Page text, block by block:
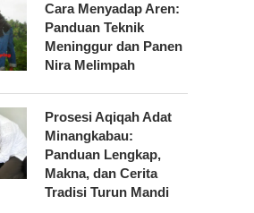
Cara Menyadap Aren:
Panduan Teknik
Meninggur dan Panen
Nira Melimpah
Prosesi Aqiqah Adat
Minangkabau:
Panduan Lengkap,
Makna, dan Cerita
Tradisi Turun Mandi